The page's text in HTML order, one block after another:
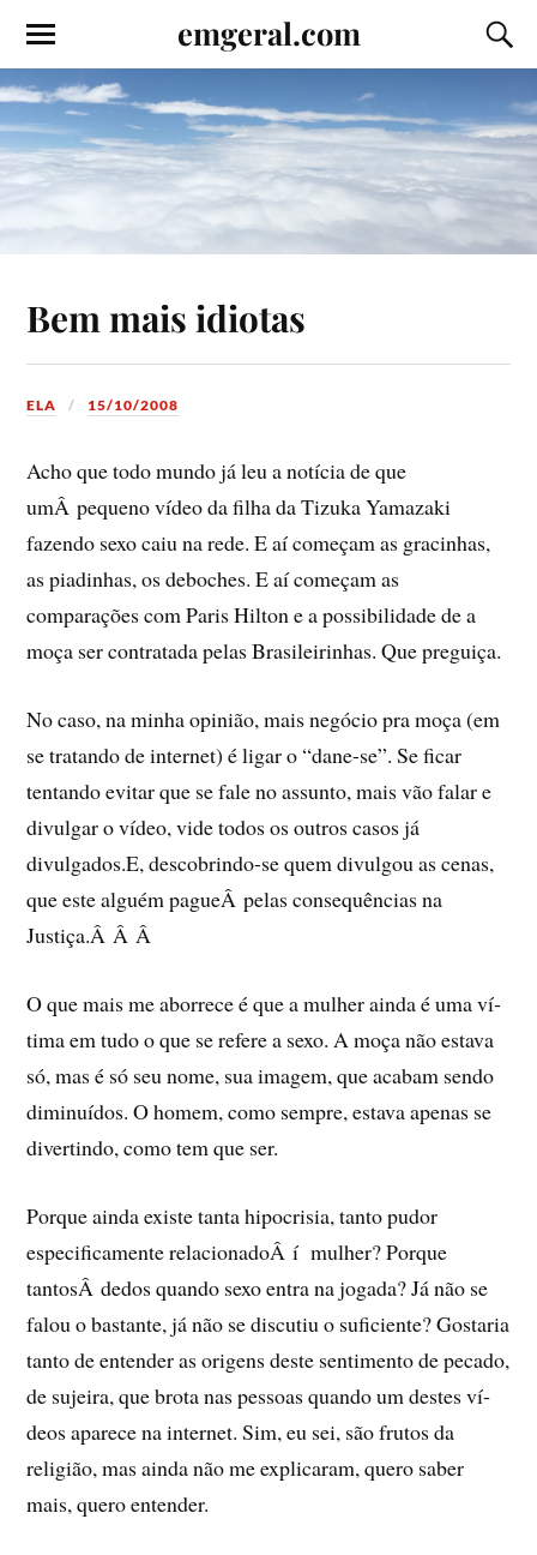
emgeral.com
Bem mais idiotas
ELA 15/10/2008
Acho que todo mundo já leu a notí­cia de que
umÂ pequeno ví­deo da filha da Tizuka Yamazaki
fazendo sexo caiu na rede. E aí­ começam as gracinhas,
as piadinhas, os deboches. E aí­ começam as
comparações com Paris Hilton e a possibilidade de a
moça ser contratada pelas Brasileirinhas. Que preguiça.
No caso, na minha opinião, mais negócio pra moça (em
se tratando de internet) é ligar o “dane-se”. Se ficar
tentando evitar que se fale no assunto, mais vão falar e
divulgar o ví­deo, vide todos os outros casos já
divulgados.E, descobrindo-se quem divulgou as cenas,
que este alguém pagueÂ pelas consequências na
Justiça.Â Â Â
O que mais me aborrece é que a mulher ainda é uma ví­
tima em tudo o que se refere a sexo. A moça não estava
só, mas é só seu nome, sua imagem, que acabam sendo
diminuí­dos. O homem, como sempre, estava apenas se
divertindo, como tem que ser.
Porque ainda existe tanta hipocrisia, tanto pudor
especificamente relacionadoÂ í mulher? Porque
tantosÂ dedos quando sexo entra na jogada? Já não se
falou o bastante, já não se discutiu o suficiente? Gostaria
tanto de entender as origens deste sentimento de pecado,
de sujeira, que brota nas pessoas quando um destes ví­
deos aparece na internet. Sim, eu sei, são frutos da
religião, mas ainda não me explicaram, quero saber
mais, quero entender.